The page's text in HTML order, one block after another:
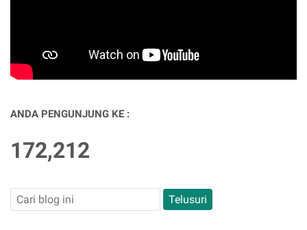
ANDA PENGUNJUNG KE :
172,212